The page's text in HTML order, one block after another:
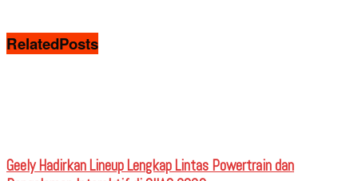
RelatedPosts
Geely Hadirkan Lineup Lengkap Lintas Powertrain dan